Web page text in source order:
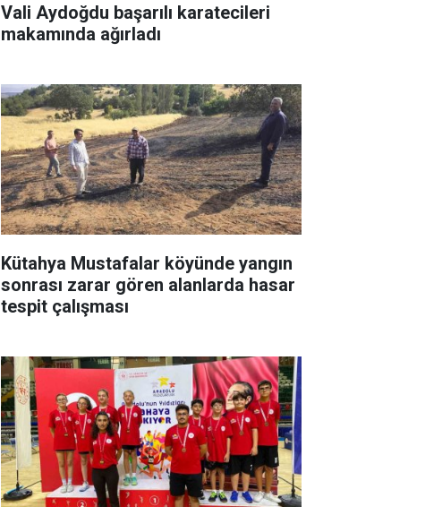
Vali Aydoğdu başarılı karatecileri
makamında ağırladı
Kütahya Mustafalar köyünde yangın
sonrası zarar gören alanlarda hasar
tespit çalışması